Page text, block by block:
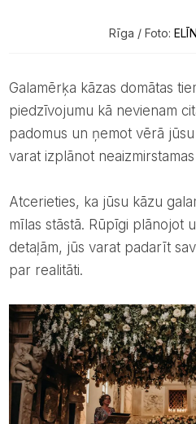
Rīga / Foto:
Galamērķa kāzas domātas tiem, kas vēlas tādu kāzu
piedzīvojumu kā nevienam
padomus un ņemot vērā
varat izplānot
Atcerieties, ka jūsu kāzu galamērķim jāiederas jūsu
mīlas stāstā. Rūpīgi plānojot
detaļām, jūs varat padarīt
par realitāti.